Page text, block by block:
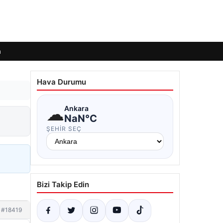
#18419
Hava Durumu
☁Ankara
NaN°C
ŞEHIR SEÇ
Bizi Takip Edin